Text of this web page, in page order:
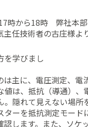
時から18時 弊社本
任技術者の古庄様よ
を学びまし
は主に、電圧測定、
値は、抵抗（導通）
。隠れて見えない場
ターを抵抗測定モー
認します。また、ソ